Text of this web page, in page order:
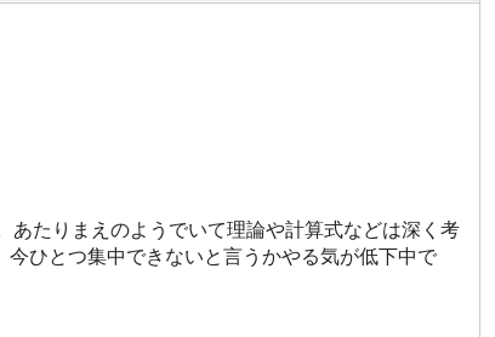
あたりまえのようでいて理論や計算式などは深く考
ひとつ集中できないと言うかやる気が低下中で